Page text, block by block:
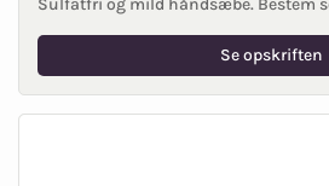
Sulfatfri og mild håndsæbe. Bestem
Se opskriften